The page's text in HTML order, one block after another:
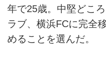
年で25歳。中堅どこ
ラブ、横浜FCに完全
めることを選んだ。